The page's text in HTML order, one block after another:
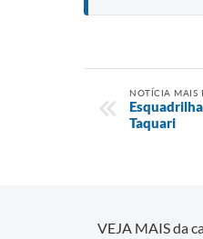
NOTÍCIA MAIS
Taquari
VEJA MAIS da